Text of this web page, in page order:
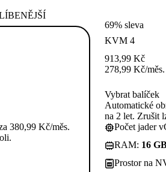
380,99 Kč/měs.
69% sleva
KVM 4
913,99 Kč
278,99 Kč/měs.
Vybrat balíček
Automatické
na 2 let. Zrušit
Počet jader
RAM: 16
Prostor na